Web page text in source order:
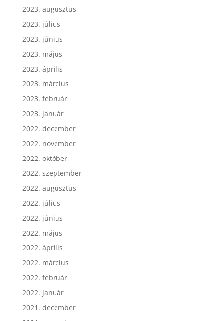
2023. augusztus
2023. július
2023. június
2023. május
2023. április
2023. március
2023. február
2023. január
2022. december
2022. november
2022. október
2022. szeptember
2022. augusztus
2022. július
2022. június
2022. május
2022. április
2022. március
2022. február
2022. január
2021. december